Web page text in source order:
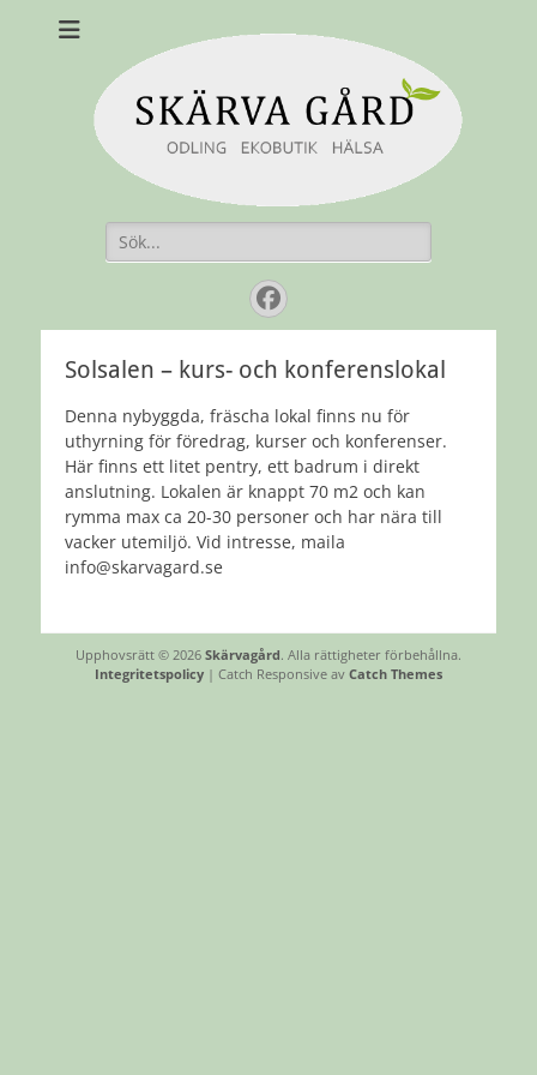
Skärvagård
Odling Ekobutik Hälsa
Sök
efter:
Facebook
Solsalen – kurs- och konferenslokal
Denna nybyggda, fräscha lokal finns nu för
uthyrning för föredrag, kurser och konferenser.
Här finns ett litet pentry, ett badrum i direkt
anslutning. Lokalen är knappt 70 m2 och kan
rymma max ca 20-30 personer och har nära till
vacker utemiljö. Vid intresse, maila
info@skarvagard.se
Upphovsrätt © 2026 Skärvagård. Alla rättigheter förbehållna.
Integritetspolicy | Catch Responsive av Catch Themes